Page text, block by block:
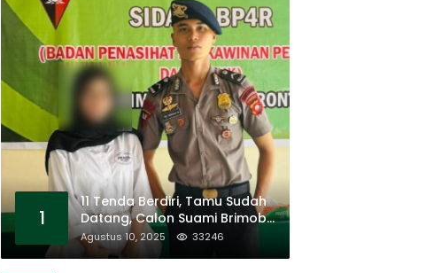
1
11 Tenda Berdiri, Tamu Sudah
Datang, Calon Suami Brimob
Tak Pernah Muncul
Agustus 10, 2025 33246